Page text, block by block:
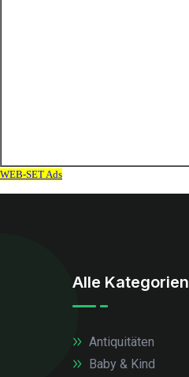
Alle Kategorien
Antiquitäten
Baby & Kind